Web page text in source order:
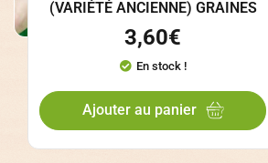
(VARIÉTÉ ANCIENNE) GRAINES
3,60€
En stock !
Ajouter au panier